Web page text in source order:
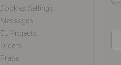
Cookies Settings
Messages
EU Projects
Orders
Práce